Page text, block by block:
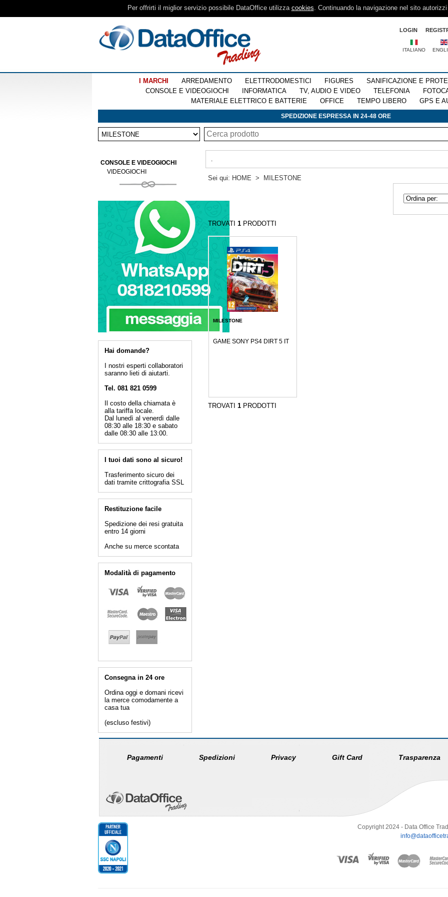
Per offrirti il miglior servizio possibile DataOffice utilizza cookies. Continuando la navigazione nel sito
LOGIN
ITALIANO
I MARCHI ARREDAMENTO ELETTRODOMESTICI FIGURES
SANIFICAZIONE E
CONSOLE E VIDEOGIOCHI
INFORMATICA TV, AUDIO E VIDEO TELEFONIA
MATERIALE ELETTRICO E BATTERIE
OFFICE TEMPO LIBERO GPS E
SPEDIZIONE ESPRESSA IN 24-48 ORE
CONSOLE E VIDEOGIOCHI
VIDEOGIOCHI
Hai domande?
I nostri esperti collaboratori
saranno lieti di aiutarti.
Tel. 081 821 0599
Il costo della chiamata è
alla tariffa locale.
Dal lunedì al venerdì dalle
08:30 alle 18:30 e sabato
dalle 08:30 alle 13:00.
I tuoi dati sono al sicuro!
Trasferimento sicuro dei
dati tramite crittografia SSL
Restituzione facile
Spedizione dei resi gratuita
entro 14 giorni
Anche su merce scontata
Modalità di pagamento
Consegna in 24 ore
Ordina oggi e domani ricevi
la merce comodamente a
casa tua
(escluso festivi)
.
Sei qui: HOME > MILESTONE
TROVATI 1PRODOTTI
MILESTONE
GAME SONY PS4 DIRT 5 IT
TROVATI 1PRODOTTI
Pagamenti Spedizioni Privacy Gift Card Trasparenza
Copyright 2024 - Data Office